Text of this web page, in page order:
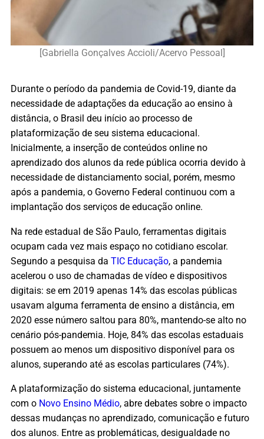
[Gabriella Gonçalves Accioli/Acervo Pessoal]
Durante o período da pandemia de Covid-19, diante da
necessidade de adaptações da educação ao ensino à
distância, o Brasil deu início ao processo de
plataformização de seu sistema educacional.
Inicialmente, a inserção de conteúdos online no
aprendizado dos alunos da rede pública ocorria devido à
necessidade de distanciamento social, porém, mesmo
após a pandemia, o Governo Federal continuou com a
implantação dos serviços de educação online.
Na rede estadual de São Paulo, ferramentas digitais
ocupam cada vez mais espaço no cotidiano escolar.
Segundo a pesquisa da TIC Educação, a pandemia
acelerou o uso de chamadas de vídeo e dispositivos
digitais: se em 2019 apenas 14% das escolas públicas
usavam alguma ferramenta de ensino a distância, em
2020 esse número saltou para 80%, mantendo-se alto no
cenário pós-pandemia. Hoje, 84% das escolas estaduais
possuem ao menos um dispositivo disponível para os
alunos, superando até as escolas particulares (74%).
A plataformização do sistema educacional, juntamente
com o Novo Ensino Médio, abre debates sobre o impacto
dessas mudanças no aprendizado, comunicação e futuro
dos alunos. Entre as problemáticas, desigualdade no